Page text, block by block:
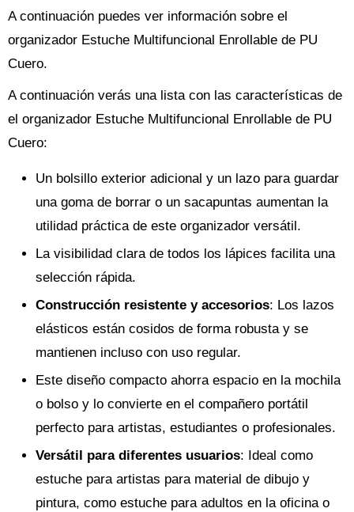
A continuación puedes ver información sobre el
organizador Estuche Multifuncional Enrollable de PU
Cuero.
A continuación verás una lista con las características de
el organizador Estuche Multifuncional Enrollable de PU
Cuero:
Un bolsillo exterior adicional y un lazo para guardar
una goma de borrar o un sacapuntas aumentan la
utilidad práctica de este organizador versátil.
La visibilidad clara de todos los lápices facilita una
selección rápida.
Construcción resistente y accesorios: Los lazos
elásticos están cosidos de forma robusta y se
mantienen incluso con uso regular.
Este diseño compacto ahorra espacio en la mochila
o bolso y lo convierte en el compañero portátil
perfecto para artistas, estudiantes o profesionales.
Versátil para diferentes usuarios: Ideal como
estuche para artistas para material de dibujo y
pintura, como estuche para adultos en la oficina o